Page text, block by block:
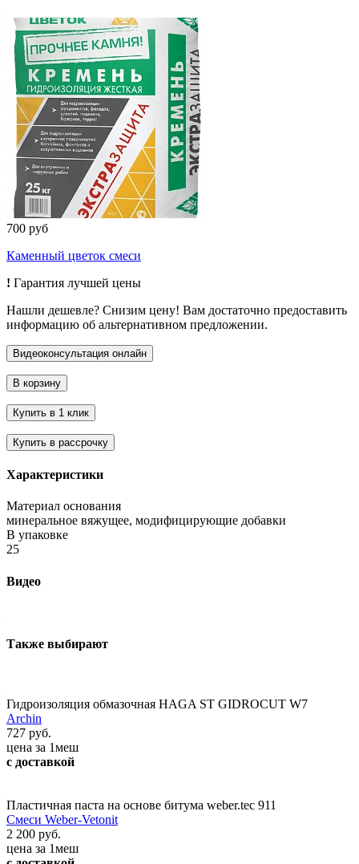
700 руб
Каменный цветок смеси
! Гарантия лучшей цены
Нашли дешевле? Снизим цену! Вам достаточно предоставить
информацию об альтернативном предложении.
Характеристики
Материал основания
минеральное вяжущее, модифицирующие добавки
В упаковке
25
Видео
Также выбирают
Гидроизоляция обмазочная HAGA ST GIDROCUT W7
Archin
727 руб.
цена за 1меш
с доставкой
Пластичная паста на основе битума weber.tec 911
Смеси Weber-Vetonit
2 200 руб.
цена за 1меш